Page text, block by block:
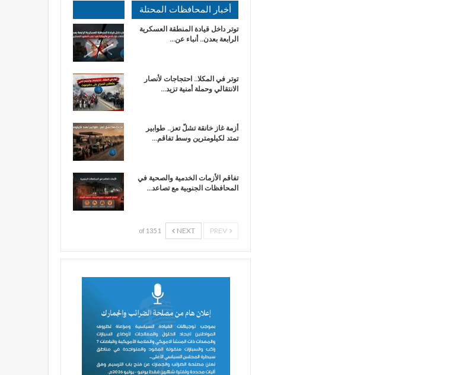
أخبار المحافظات المحتلة
توتر داخل قيادة المنطقة العسكرية
الرابعة بعدن.. أنباء عن…
توتر في المكلا.. احتجاجات لأنصار
الانتقالي وحملة أمنية تزيد…
أزمة غاز خانقة تشلّ تعز.. طوابير
تمتد لكيلومترين وسط تفاقم…
تفاقم الأزمات الخدمية والصحية في
المحافظات الجنوبية مع تصاعد…
NEXT
1 of 135